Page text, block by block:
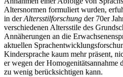
Altersnormen formuliert wurden,
in derAltersstilforschung der 70er
verschiedenen Altersstile des
Annäherungen an die
aktuellen
Kindersprache kaum mehr präsent,
er wegen der
zu wenig berücksichtigen kann.